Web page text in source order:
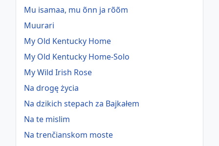
Mu isamaa, mu õnn ja rõõm
Muurari
My Old Kentucky Home
My Old Kentucky Home-Solo
My Wild Irish Rose
Na drogę życia
Na dzikich stepach za Bajkałem
Na te mislim
Na trenčianskom moste